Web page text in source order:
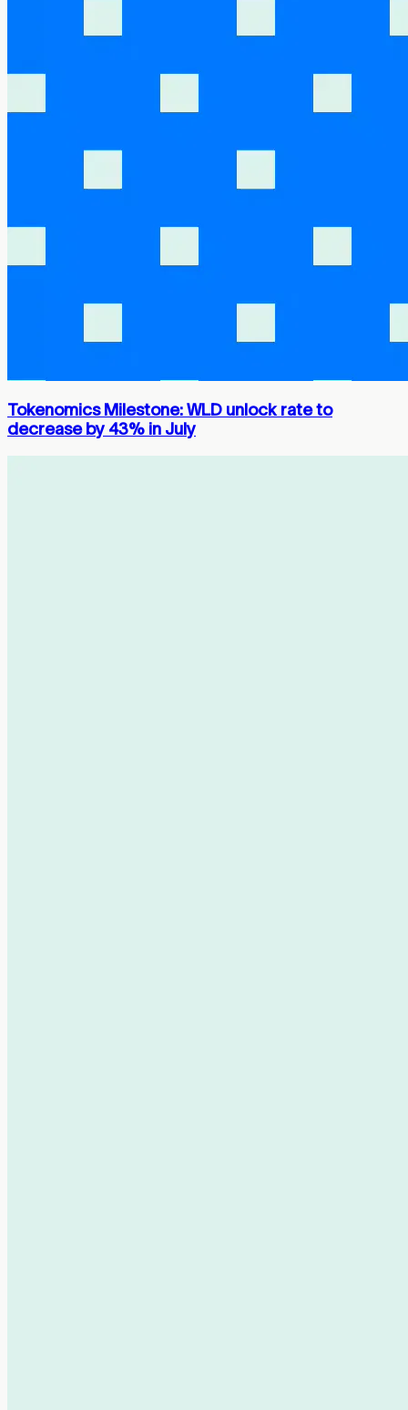
Tokenomics Milestone: WLD unlock rate to
decrease by 43% in July